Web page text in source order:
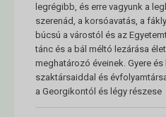
legrégibb, és erre vagyunk a
szerenád, a korsóavatás, a
búcsú a várostól és az
tánc és a bál méltó lezárása
meghatározó éveinek. Gyere
szaktársaiddal és
a Georgikontól és légy részese